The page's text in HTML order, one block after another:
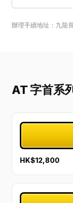
辦理手續地址：九龍
AT 字首系
HK$12,800